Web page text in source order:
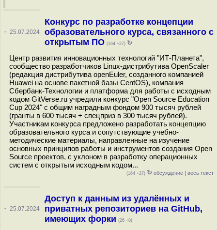
· 25.07.2024
Конкурс по разработке концепции
образовательного курса, связанного с
открытым ПО (164 +27) ↻
Центр развития инновационных технологий "ИТ-Планета",
сообщество разработчиков Linux-дистрибутива OpenScaler
(редакция дистрибутива openEuler, созданного компанией
Huawei на основе пакетной базы CentOS), компания
Сбербанк-Технологии и платформа для работы с исходным
кодом GitVerse.ru учредили конкурс "Open Source Education
Cup 2024" с общим наградным фондом 900 тысяч рублей
(гранты в 600 тысяч + спецприз в 300 тысяч рублей).
Участникам конкурса предложено разработать концепцию
образовательного курса и сопутствующие учебно-
методические материалы, направленные на изучение
основных принципов работы и инструментов создания Open
Source проектов, c уклоном в разработку операционных
систем с открытым исходным кодом...
(164 +27) ↻ обсуждение | весь текст
· 25.07.2024
Доступ к данным из удалённых и
приватных репозиториев на GitHub,
имеющих форки (26 +8)